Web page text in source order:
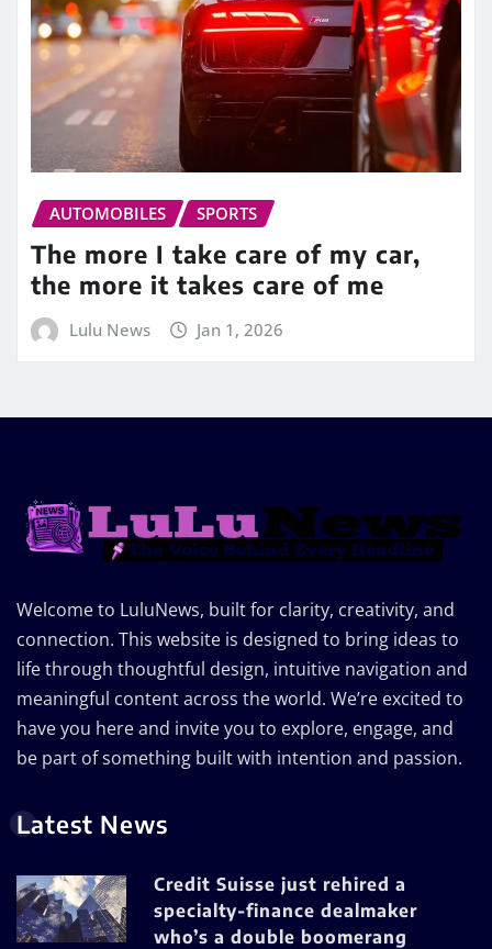
AUTOMOBILES SPORTS
The more I take care of my car,
the more it takes care of me
Lulu News Jan 1, 2026
Welcome to LuluNews, built for clarity, creativity, and
connection. This website is designed to bring ideas to
life through thoughtful design, intuitive navigation and
meaningful content across the world. We’re excited to
have you here and invite you to explore, engage, and
be part of something built with intention and passion.
Latest News
Credit Suisse just rehired a
specialty-finance dealmaker
who’s a double boomerang